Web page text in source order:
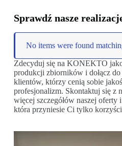
Sprawdź nasze
No items were found
Zdecyduj się na KONEKTO
produkcji zbiorników i dołącz
klientów, którzy cenią sobie
profesjonalizm. Skontaktuj się z
więcej szczegółów naszej oferty
która przyniesie Ci tylko